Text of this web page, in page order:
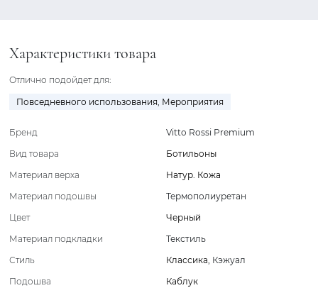
Характеристики товара
Отлично подойдет для:
Повседневного использования, Мероприятия
Бренд
Vitto Rossi Premium
Вид товара
Ботильоны
Материал верха
Натур. Кожа
Материал подошвы
Термополиуретан
Цвет
Черный
Материал подкладки
Текстиль
Стиль
Классика, Кэжуал
Подошва
Каблук